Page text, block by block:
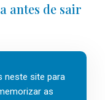
antes de sair
os fins-de-
fica mais
neste site para
as